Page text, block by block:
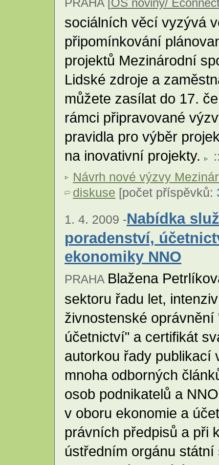
PRAHA [OS noviny/
sociálních věcí vyzývá
připomínkování
projektů Mezinárodní
Lidské zdroje a
můžete zasílat do 17.
rámci připravované
pravidla pro výběr
na inovativní projekty.
Návrh nové výzvy
diskuse [počet příspěvků:
1. 4. 2009 -Nabídka
poradenství,
ekonomiky NNO
PRAHA Blažena
sektoru řadu let,
živnostenské
účetnictví" a certifikát
autorkou řady publikací
mnoha odborných
osob podnikatelů a
v oboru ekonomie a
právních předpisů a při
ústředním orgánu